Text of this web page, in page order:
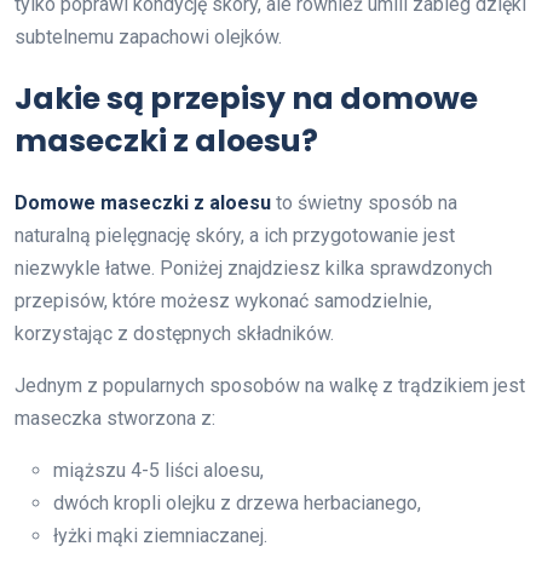
subtelnemu zapachowi olejków.
Jakie są przepisy na domowe
maseczki z aloesu?
Domowe maseczki z aloesu to świetny sposób na
naturalną pielęgnację skóry, a ich przygotowanie jest
niezwykle łatwe. Poniżej znajdziesz kilka sprawdzonych
przepisów, które możesz wykonać samodzielnie,
korzystając z dostępnych składników.
Jednym z popularnych sposobów na walkę z trądzikiem jest
maseczka stworzona z:
miąższu 4-5 liści aloesu,
dwóch kropli olejku z drzewa herbacianego,
łyżki mąki ziemniaczanej.